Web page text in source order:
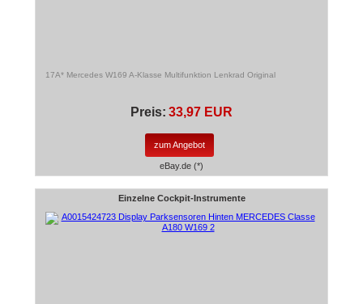
17A* Mercedes W169 A-Klasse Multifunktion Lenkrad Original
Preis: 33,97 EUR
zum Angebot
eBay.de (*)
Einzelne Cockpit-Instrumente